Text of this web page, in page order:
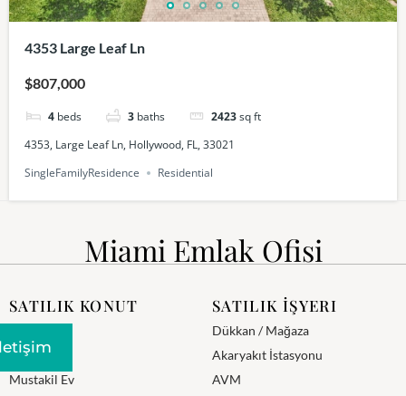
4353 Large Leaf Ln
$807,000
4 beds 3 baths 2423sq ft
4353, Large Leaf Ln, Hollywood, FL, 33021
SingleFamilyResidence
Residential
Miami Emlak Ofisi
SATILIK KONUT
Residence
Mustakil Ev
SATILIK İŞYERI
Dükkan / Mağaza
Akaryakıt İstasyonu
AVM